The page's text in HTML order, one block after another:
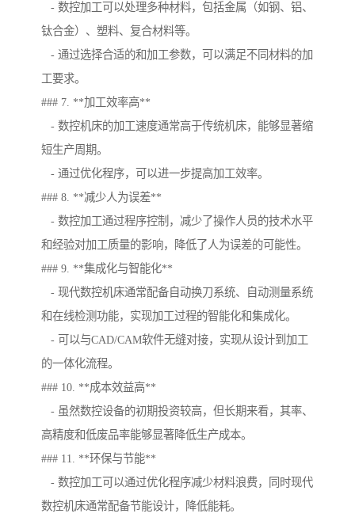
- 数控加工可以处理多种材料，包括金属（如钢、铝、
钛合金）、塑料、复合材料等。
- 通过选择合适的和加工参数，可以满足不同材料的加
工要求。
### 7. **加工效率高**
- 数控机床的加工速度通常高于传统机床，能够显著缩
短生产周期。
- 通过优化程序，可以进一步提高加工效率。
### 8. **减少人为误差**
- 数控加工通过程序控制，减少了操作人员的技术水平
和经验对加工质量的影响，降低了人为误差的可能性。
### 9. **集成化与智能化**
- 现代数控机床通常配备自动换刀系统、自动测量系统
和在线检测功能，实现加工过程的智能化和集成化。
- 可以与CAD/CAM软件无缝对接，实现从设计到加工
的一体化流程。
### 10. **成本效益高**
- 虽然数控设备的初期投资较高，但长期来看，其率、
高精度和低废品率能够显著降低生产成本。
### 11. **环保与节能**
- 数控加工可以通过优化程序减少材料浪费，同时现代
数控机床通常配备节能设计，降低能耗。